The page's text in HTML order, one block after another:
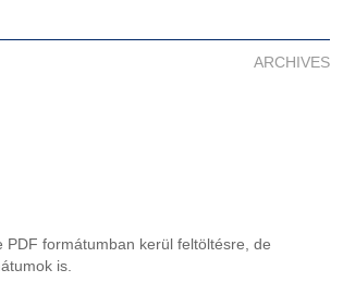
ARCHIVES
PDF formátumban kerül feltöltésre, de
is.